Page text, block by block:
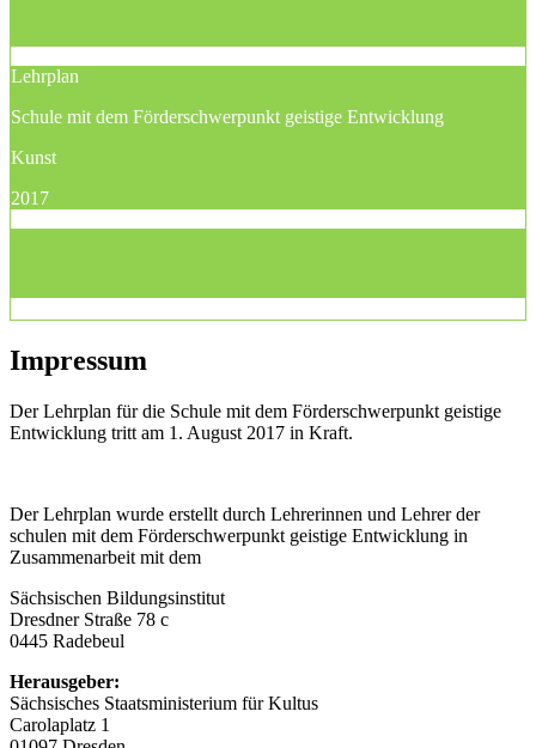
Lehrplan
Schule mit dem Förderschwerpunkt geistige Entwicklung
Kunst
2017
Impressum
Der Lehrplan für die Schule mit dem Förderschwerpunkt geistige
Entwicklung tritt am 1. August 2017 in Kraft.
Der Lehrplan wurde erstellt durch Lehrerinnen und Lehrer der
schulen mit dem Förderschwerpunkt geistige Entwicklung in
Zusammenarbeit mit dem
Sächsischen Bildungsinstitut
Dresdner Straße 78 c
0445 Radebeul
Herausgeber:
Sächsisches Staatsministerium für Kultus
Carolaplatz 1